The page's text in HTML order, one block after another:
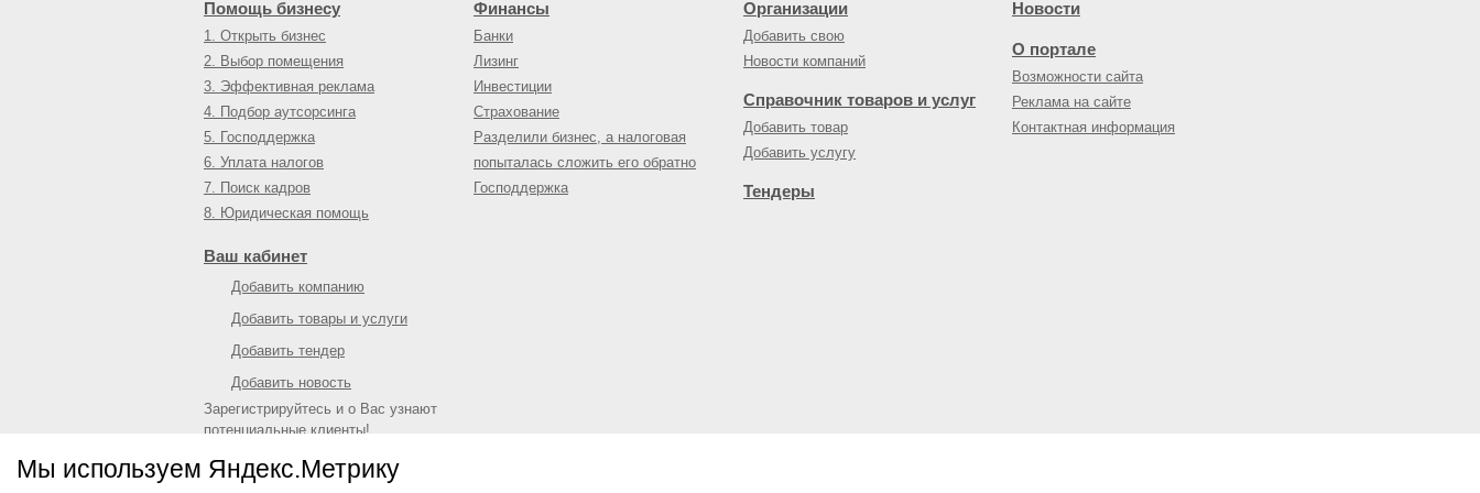
Мы используем Яндекс.Метрику
Помощь бизнесу
1. Открыть бизнес
2. Выбор помещения
3. Эффективная реклама
4. Подбор аутсорсинга
5. Господдержка
6. Уплата налогов
7. Поиск кадров
8. Юридическая помощь
Финансы
Банки
Лизинг
Инвестиции
Страхование
Разделили бизнес, а налоговая
попыталась сложить его обратно
Господдержка
Организации
Добавить свою
Новости компаний
Справочник товаров и услуг
Добавить товар
Добавить услугу
Тендеры
Новости
О портале
Возможности сайта
Реклама на сайте
Контактная информация
Ваш кабинет
Добавить компанию
Добавить товары и услуги
Добавить тендер
Добавить новость
Зарегистрируйтесь и о Вас узнают
потенциальные клиенты!